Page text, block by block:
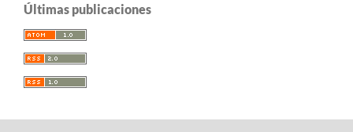
Últimas publicaciones